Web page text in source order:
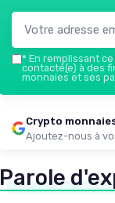
* En remplissant ce
contacté(e) à des
monnaies et ses
Crypto
Ajoutez-nous à
Parole